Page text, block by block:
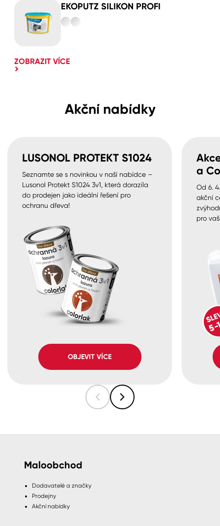
EKOPUTZ SILIKON PROFI
ZOBRAZIT VÍCE
Akční nabídky
LUSONOL PROTEKT S1024
Seznamte se s novinkou v naší nabídce –
Lusonol Protekt S1024 3v1, která dorazila
do prodejen jako ideální řešení pro
ochranu dřeva!
OBJEVIT VÍCE
a
Od 6.
akční
pro
Maloobchod
Dodavatelé a značky
Prodejny
Akční nabídky